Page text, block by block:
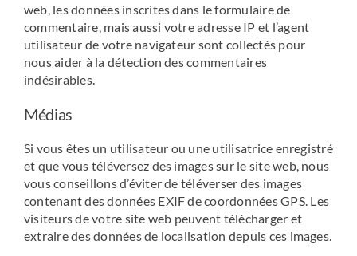
Contact
web, les données inscrites dans le formulaire de
commentaire, mais aussi votre adresse IP et l’agent
utilisateur de votre navigateur sont collectés pour
nous aider à la détection des commentaires
indésirables.
Médias
Si vous êtes un utilisateur ou une utilisatrice enregistré
et que vous téléversez des images sur le site web, nous
vous conseillons d’éviter de téléverser des images
contenant des données EXIF de coordonnées GPS. Les
visiteurs de votre site web peuvent télécharger et
extraire des données de localisation depuis ces images.